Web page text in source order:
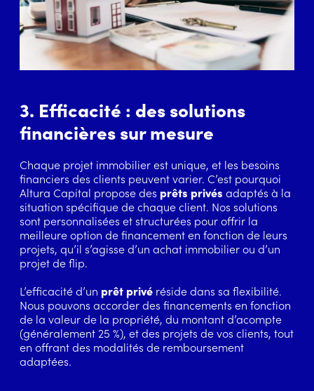
3. Efficacité : des solutions
financières sur mesure
Chaque projet immobilier est unique, et les besoins
financiers des clients peuvent varier. C’est pourquoi
Altura Capital propose des prêts privés adaptés à la
situation spécifique de chaque client. Nos solutions
sont personnalisées et structurées pour offrir la
meilleure option de financement en fonction de leurs
projets, qu’il s’agisse d’un achat immobilier ou d’un
projet de flip.
L’efficacité d’un prêt privé réside dans sa flexibilité.
Nous pouvons accorder des financements en fonction
de la valeur de la propriété, du montant d’acompte
(généralement 25 %), et des projets de vos clients, tout
en offrant des modalités de remboursement
adaptées.